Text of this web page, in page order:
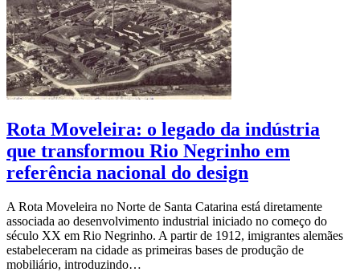
Rota Moveleira: o legado da indústria
que transformou Rio Negrinho em
referência nacional do design
A Rota Moveleira no Norte de Santa Catarina está diretamente
associada ao desenvolvimento industrial iniciado no começo do
século XX em Rio Negrinho. A partir de 1912, imigrantes alemães
estabeleceram na cidade as primeiras bases de produção de
mobiliário, introduzindo…